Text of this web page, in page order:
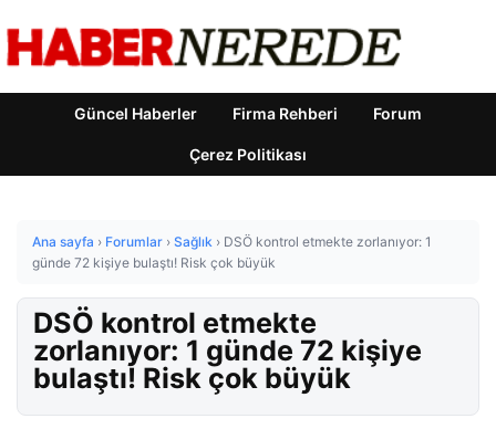
Güncel Haberler Firma Rehberi Forum
Çerez Politikası
Ana sayfa › Forumlar › Sağlık › DSÖ kontrol etmekte zorlanıyor: 1
günde 72 kişiye bulaştı! Risk çok büyük
DSÖ kontrol etmekte
zorlanıyor: 1 günde 72 kişiye
bulaştı! Risk çok büyük